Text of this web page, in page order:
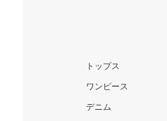
トップス
ワンピース
デニム